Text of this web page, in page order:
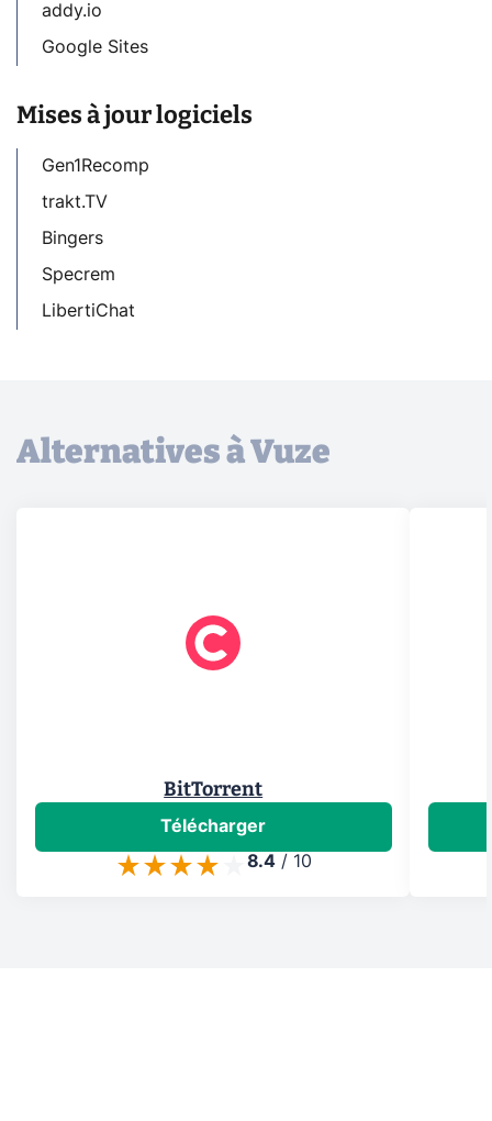
addy.io
Google Sites
Mises à jour logiciels
Gen1Recomp
trakt.TV
Bingers
Specrem
LibertiChat
Alternatives à Vuze
BitTorrent
Télécharger
8.4/ 10